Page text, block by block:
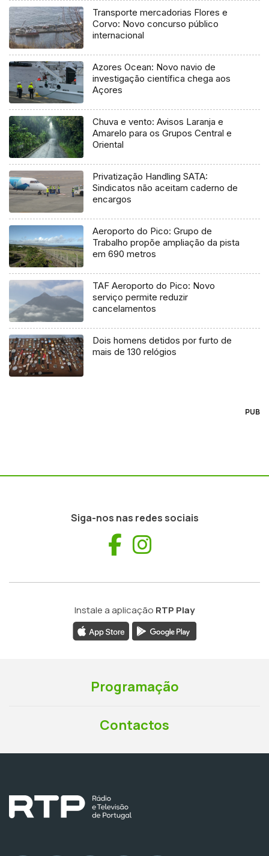
Transporte mercadorias Flores e
Corvo: Novo concurso público
internacional
Azores Ocean: Novo navio de
investigação científica chega aos
Açores
Chuva e vento: Avisos Laranja e
Amarelo para os Grupos Central e
Oriental
Privatização Handling SATA:
Sindicatos não aceitam caderno de
encargos
Aeroporto do Pico: Grupo de
Trabalho propõe ampliação da pista
em 690 metros
TAF Aeroporto do Pico: Novo
serviço permite reduzir
cancelamentos
Dois homens detidos por furto de
mais de 130 relógios
PUB
Siga-nos nas redes sociais
Facebook
Instale a aplicação RTP Play
Programação
Contactos